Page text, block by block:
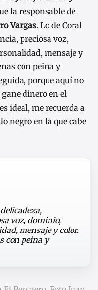
la responsable de
Vargas. Lo de Coral
preciosa voz,
mensaje y
con peina y
porque aquí no
dinero en el
ideal, me recuerda a
negro en la que cabe
voz, dominio,
mensaje y color.
con peina y